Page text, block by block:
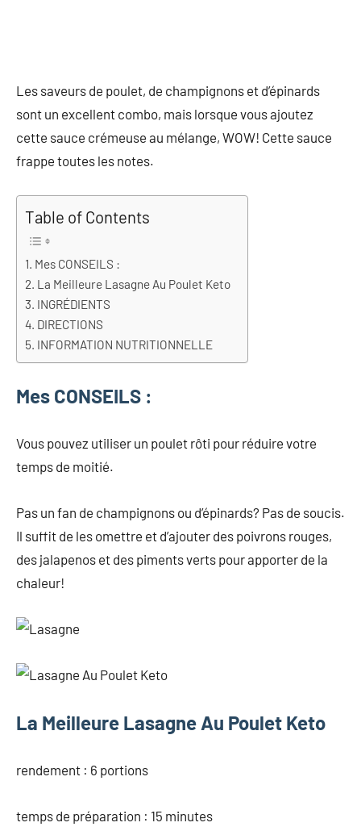
Les saveurs de poulet, de champignons et d’épinards
sont un excellent combo, mais lorsque vous ajoutez
cette sauce crémeuse au mélange, WOW! Cette sauce
frappe toutes les notes.
Table of Contents
Mes CONSEILS :
La Meilleure Lasagne Au Poulet Keto
INGRÉDIENTS
DIRECTIONS
INFORMATION NUTRITIONNELLE
Mes CONSEILS :
Vous pouvez utiliser un poulet rôti pour réduire votre
temps de moitié.
Pas un fan de champignons ou d’épinards? Pas de soucis.
Il suffit de les omettre et d’ajouter des poivrons rouges,
des jalapenos et des piments verts pour apporter de la
chaleur!
La Meilleure Lasagne Au Poulet Keto
rendement : 6 portions
temps de préparation : 15 minutes